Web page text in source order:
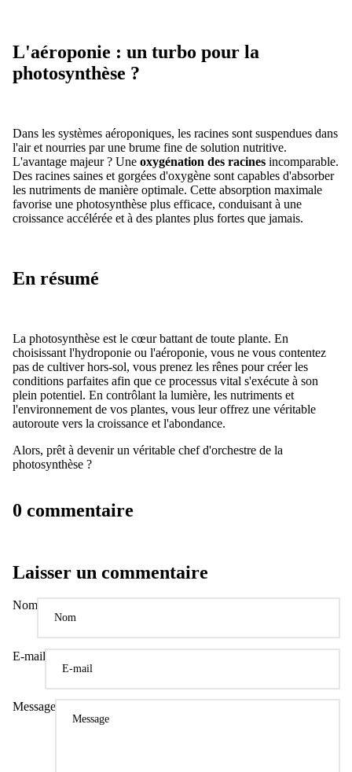
L'aéroponie : un turbo pour la
photosynthèse ?
Dans les systèmes aéroponiques, les racines sont suspendues dans
l'air et nourries par une brume fine de solution nutritive.
L'avantage majeur ? Une oxygénation des racines incomparable.
Des racines saines et gorgées d'oxygène sont capables d'absorber
les nutriments de manière optimale. Cette absorption maximale
favorise une photosynthèse plus efficace, conduisant à une
croissance accélérée et à des plantes plus fortes que jamais.
En résumé
La photosynthèse est le cœur battant de toute plante. En
choisissant l'hydroponie ou l'aéroponie, vous ne vous contentez
pas de cultiver hors-sol, vous prenez les rênes pour créer les
conditions parfaites afin que ce processus vital s'exécute à son
plein potentiel. En contrôlant la lumière, les nutriments et
l'environnement de vos plantes, vous leur offrez une véritable
autoroute vers la croissance et l'abondance.
Alors, prêt à devenir un véritable chef d'orchestre de la
photosynthèse ?
0 commentaire
Laisser un commentaire
Nom
E-mail
Message